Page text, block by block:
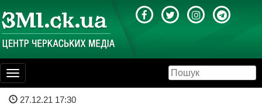
Toggle
navigation
27.12.21 17:30